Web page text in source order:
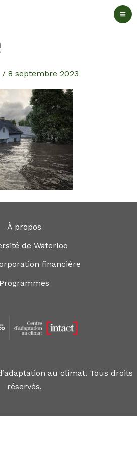
/ 8 septembre 2023
À propos
de Waterloo
financière
Programmes
au climat. Tous droits
réservés.